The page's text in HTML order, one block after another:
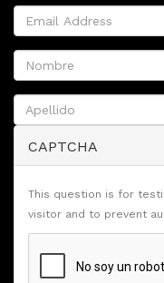
CAPTCHA
This question is for
visitor and to prevent